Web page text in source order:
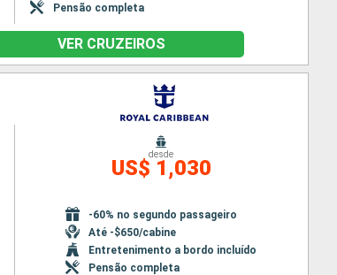
Pensão completa
VER CRUZEIROS
desde
US$ 1,030
-60% no segundo passageiro
Até -$650/cabine
Entretenimento a bordo incluído
Pensão completa